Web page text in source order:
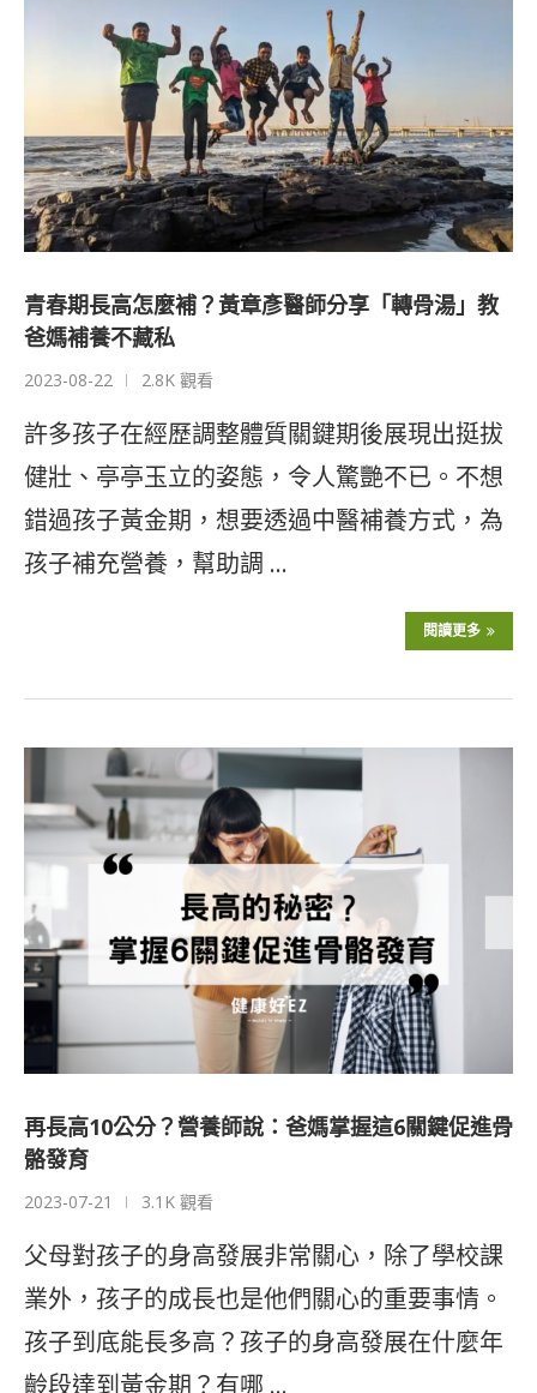
青春期長高怎麼補？黃章彥醫師分享「轉骨湯」教
爸媽補養不藏私
2023-08-22 2.8K 觀看
許多孩子在經歷調整體質關鍵期後展現出挺拔
健壯、亭亭玉立的姿態，令人驚艷不已。不想
錯過孩子黃金期，想要透過中醫補養方式，為
孩子補充營養，幫助調 …
閱讀更多
再長高10公分？營養師說：爸媽掌握這6關鍵促進骨
骼發育
2023-07-21 3.1K 觀看
父母對孩子的身高發展非常關心，除了學校課
業外，孩子的成長也是他們關心的重要事情。
孩子到底能長多高？孩子的身高發展在什麼年
齡段達到黃金期？有哪 …